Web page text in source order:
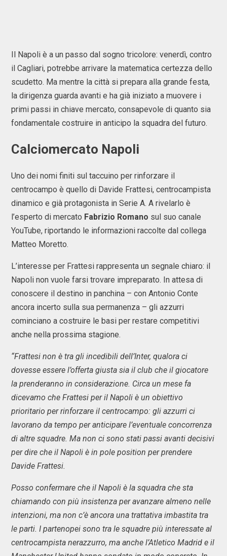
Il Napoli è a un passo dal sogno tricolore: venerdì, contro
il Cagliari, potrebbe arrivare la matematica certezza dello
scudetto. Ma mentre la città si prepara alla grande festa,
la dirigenza guarda avanti e ha già iniziato a muovere i
primi passi in chiave mercato, consapevole di quanto sia
fondamentale costruire in anticipo la squadra del futuro.
Calciomercato Napoli
Uno dei nomi finiti sul taccuino per rinforzare il
centrocampo è quello di Davide Frattesi, centrocampista
dinamico e già protagonista in Serie A. A rivelarlo è
l’esperto di mercato Fabrizio Romano sul suo canale
YouTube, riportando le informazioni raccolte dal collega
Matteo Moretto.
L’interesse per Frattesi rappresenta un segnale chiaro: il
Napoli non vuole farsi trovare impreparato. In attesa di
conoscere il destino in panchina – con Antonio Conte
ancora incerto sulla sua permanenza – gli azzurri
cominciano a costruire le basi per restare competitivi
anche nella prossima stagione.
“Frattesi non è tra gli incedibili dell’Inter, qualora ci
dovesse essere l’offerta giusta sia il club che il giocatore
la prenderanno in considerazione. Circa un mese fa
dicevamo che Frattesi per il Napoli è un obiettivo
prioritario per rinforzare il centrocampo: gli azzurri ci
lavorano da tempo per anticipare l’eventuale concorrenza
di altre squadre. Ma non ci sono stati passi avanti decisivi
per dire che il Napoli è in pole position per prendere
Davide Frattesi.
Posso confermare che il Napoli è la squadra che sta
chiamando con più insistenza per avanzare almeno nelle
intenzioni, ma non c’è ancora una trattativa imbastita tra
le parti. I partenopei sono tra le squadre più interessate al
centrocampista nerazzurro, ma anche l’Atletico Madrid e il